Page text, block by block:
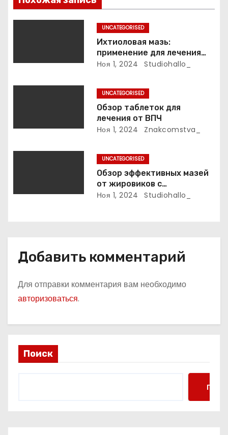
з
п
и
я
UNCATEGORISED
Ихтиоловая мазь:
применение для лечения
фурункулов
Ноя 1, 2024 Studiohallo_
UNCATEGORISED
Обзор таблеток для
лечения от ВПЧ
Ноя 1, 2024 Znakcomstva_
UNCATEGORISED
Обзор эффективных мазей
от жировиков с
рассасывающим эффектом
Ноя 1, 2024 Studiohallo_
Добавить комментарий
Для отправки комментария вам необходимо
авторизоваться.
Поиск
Поиск